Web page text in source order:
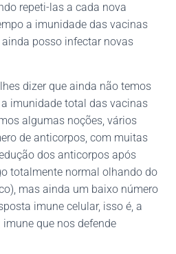
repeti-las a cada nova
a imunidade das vacinas
posso infectar novas
dizer que ainda não temos
imunidade total das vacinas
algumas noções, vários
de anticorpos, com muitas
dos anticorpos após
totalmente normal olhando do
mas ainda um baixo número
imune celular, isso é, a
que nos defende